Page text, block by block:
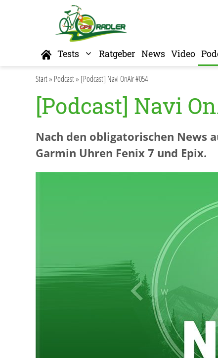
Home
Tests Ratgeber News Video
Start» Podcast» [Podcast] Navi OnAir #054
[Podcast] Navi
Nach den obligatorischen News
Garmin Uhren Fenix 7 und Epix.